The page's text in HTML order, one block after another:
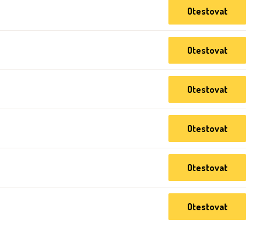
Otestovat
Otestovat
Otestovat
Otestovat
Otestovat
Otestovat